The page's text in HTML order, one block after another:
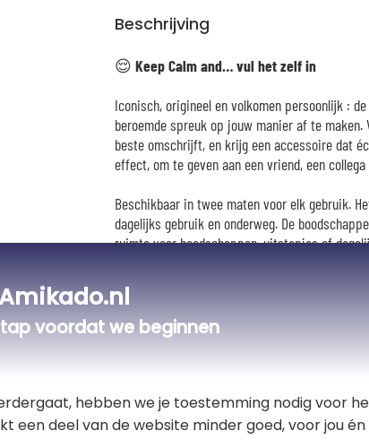
Beschrijving
😌Keep Calm and… vul het zelf in
Iconisch, origineel en volkomen persoonlijk :
beroemde spreuk op jouw manier af te
beste omschrijft, en krijg een accessoire dat
effect, om te geven aan een vriend, een
Beschikbaar in twee maten voor elk gebruik.
dagelijks gebruik en onderweg. De
ruimte voor boodschappen, uitstapjes of
is hij ontworpen voor regelmatig gebruik en
moeiteloos zonder scheurrisico. De lange
schouderdrager.
Gebruik
Op het werk, tijdens het winkelen, op stap of
en een onmiskenbaar persoonlijk tintje.
voordat we beginnen
hebben we je toestemming nodig voor
een deel van de website minder goed, voor jou én